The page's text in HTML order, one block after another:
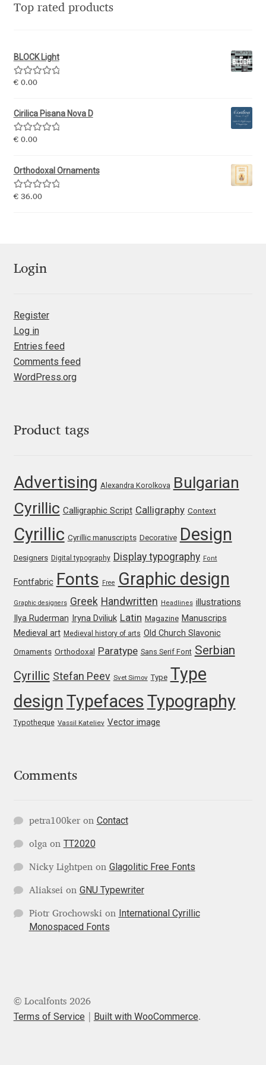
Liza Rasskazova
Lyudmil Dachev
Łukasz Dziedzic
Maciej Włoczewski
Made Type
Marcelo Magalhaes
Maria Doreuli
Maria Selezeneva
Mariela Monsalve
Mariya Lish
Mark Simonson
Martin He
Mateo Broillet
Mateusz Machalski
Matthew Carter
Matthias Tellen
Michael Chereda
Michał Jarociński
Mikhail Medvedev
Milos Mitrovic
Top rated products
BLOCK Light
Rated5.00
€0.00
Cirilica Pisana Nova D
Rated5.00
€0.00
Orthodoxal Ornaments
Rated5.00
€36.00
Login
Register
Log in
Entries feed
Comments feed
WordPress.org
Product tags
Advertising Alexandra Korolkova Bulgarian
Cyrillic Calligraphic Script Calligraphy Context
Cyrillic Cyrillic manuscripts Decorative Design
Designers Digital typography Display typography Font
Fontfabric Fonts Free Graphic design
Graphic designers Greek Handwritten Headlines illustrations
Ilya Ruderman Iryna Dviliuk Latin Magazine Manuscrips
Medieval art Medieval history of arts Old Church Slavonic
Ornaments Orthodoxal Paratype Sans Serif Font Serbian
Cyrillic Stefan Peev Svet Simov Type Type
design Typefaces Typography
Typotheque Vassil Kateliev Vector image
Comments
petra100keron Contact
olga on TT2020
Nicky Lightpen on Glagolitic Free Fonts
Aliaksei on GNU Typewriter
Piotr Grochowski on International Cyrillic
Monospaced Fonts
© Localfonts 2026
Terms of Service Built with WooCommerce.